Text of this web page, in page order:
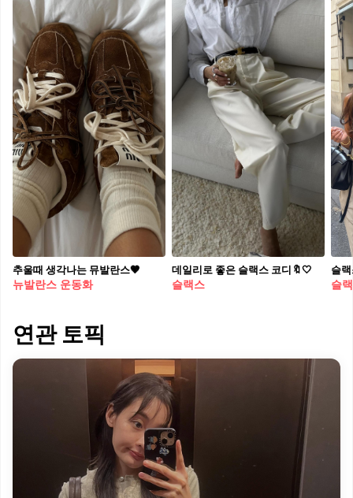
추울때 생각나는 뮤발란스🤎
뉴발란스 운동화
데일리로 좋은 슬랙스 코디🔖🤍
슬랙스
슬
연관 토픽